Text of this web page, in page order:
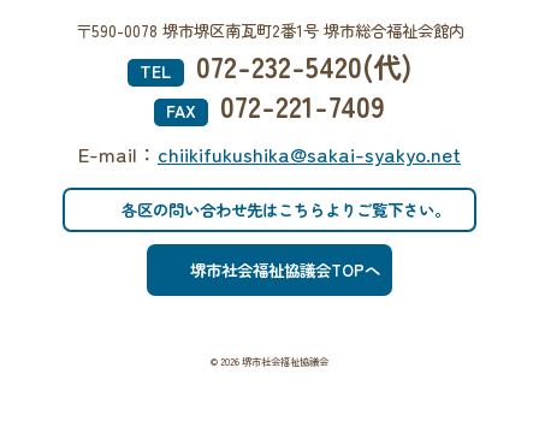
〒590-0078 堺市堺区南瓦町2番1号 堺市総合福祉会館内
TEL
072-232-5420(代)
FAX 072-221-7409
E-mail： chiikifukushika@sakai-syakyo.net
各区の問い合わせ先はこちらよりご覧下さい。
堺市社会福祉協議会TOPへ
© 2026 堺市社会福祉協議会